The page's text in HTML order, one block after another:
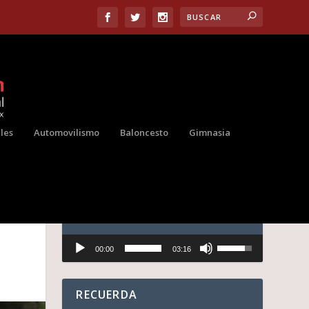
Automovilismo Baloncesto Gimnasia
audio
00:00 03:16
t
i
l
RECUERDA